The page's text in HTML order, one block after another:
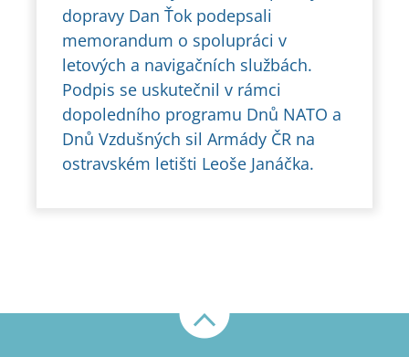
dopravy Dan Ťok podepsali
memorandum o spolupráci v
letových a navigačních službách.
Podpis se uskutečnil v rámci
dopoledního programu Dnů NATO a
Dnů Vzdušných sil Armády ČR na
ostravském letišti Leoše Janáčka.